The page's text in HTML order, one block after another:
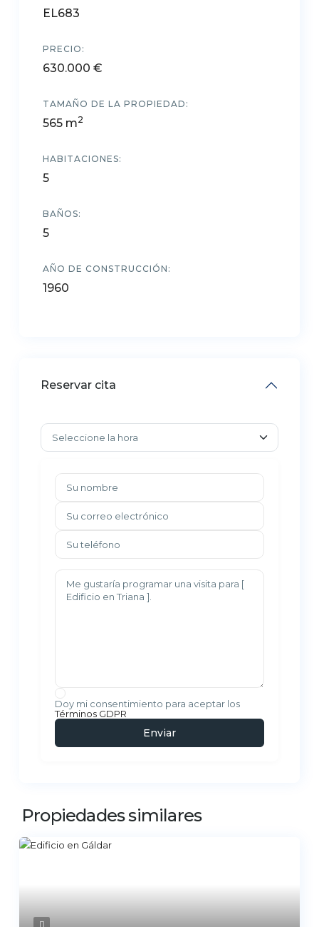
EL683
PRECIO:
630.000 €
TAMAÑO DE LA PROPIEDAD:
565 m2
HABITACIONES:
5
BAÑOS:
5
AÑO DE CONSTRUCCIÓN:
1960
Reservar cita
Doy mi consentimiento para aceptar los
Términos GDPR
Propiedades similares